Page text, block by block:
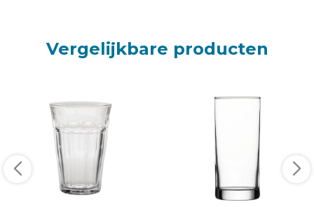
Vergelijkbare producten